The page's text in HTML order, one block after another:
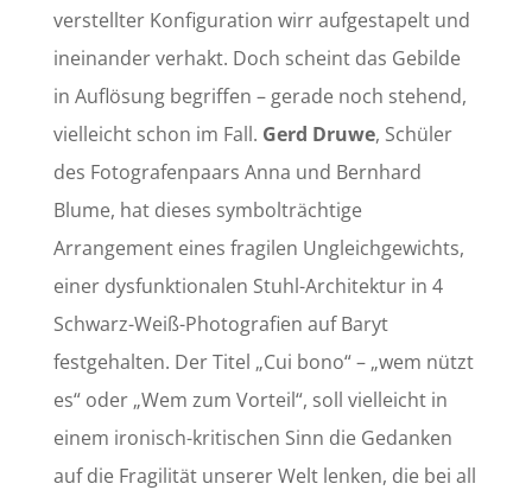
verstellter Konfiguration wirr aufgestapelt und
ineinander verhakt. Doch scheint das Gebilde
in Auflösung begriffen – gerade noch stehend,
vielleicht schon im Fall. Gerd Druwe, Schüler
des Fotografenpaars Anna und Bernhard
Blume, hat dieses symbolträchtige
Arrangement eines fragilen Ungleichgewichts,
einer dysfunktionalen Stuhl-Architektur in 4
Schwarz-Weiß-Photografien auf Baryt
festgehalten. Der Titel „Cui bono“ – „wem nützt
es“ oder „Wem zum Vorteil“, soll vielleicht in
einem ironisch-kritischen Sinn die Gedanken
auf die Fragilität unserer Welt lenken, die bei all